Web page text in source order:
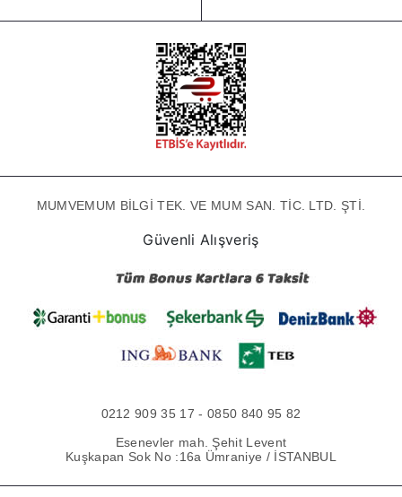
MUMVEMUM BİLGİ TEK. VE MUM SAN. TİC. LTD. ŞTİ.
Güvenli Alışveriş
0212 909 35 17 - 0850 840 95 82
Esenevler mah. Şehit Levent
Kuşkapan Sok No :16a Ümraniye / İSTANBUL